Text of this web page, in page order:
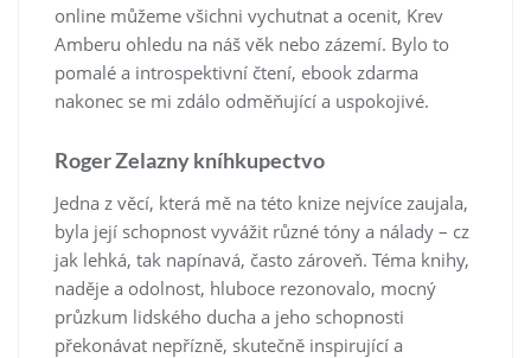
online můžeme všichni vychutnat a ocenit, Krev
Amberu ohledu na náš věk nebo zázemí. Bylo to
pomalé a introspektivní čtení, ebook zdarma
nakonec se mi zdálo odměňující a uspokojivé.
Roger Zelazny kníhkupectvo
Jedna z věcí, která mě na této knize nejvíce zaujala,
byla její schopnost vyvážit různé tóny a nálady – cz
jak lehká, tak napínavá, často zároveň. Téma knihy,
naděje a odolnost, hluboce rezonovalo, mocný
průzkum lidského ducha a jeho schopnosti
překonávat nepřízně, skutečně inspirující a